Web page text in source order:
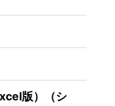
版）（シ